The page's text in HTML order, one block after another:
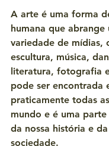
A arte é uma forma
humana que abrange
variedade de mídias,
escultura, música,
literatura, fotografia
pode ser encontrada
praticamente todas
mundo e é uma
da nossa história e da
sociedade.